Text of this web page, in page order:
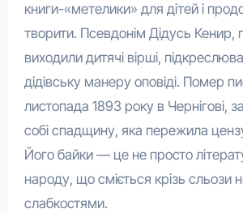
книги-«метелики» для дітей і
творити. Псевдонім Дідусь Кенир,
виходили дитячі вірші,
дідівську манеру оповіді. Помер
листопада 1893 року в Чернігові,
собі спадщину, яка пережила
Його байки — це не просто
народу, що сміється крізь сльози
слабкостями.